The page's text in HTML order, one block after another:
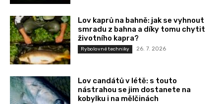
Lov kaprů na bahně: jak se vyhnout
smradu z bahna a díky tomu chytit
životního kapra?
Rybolovné techniky 26. 7. 2026
Lov candátů v létě: s touto
nástrahou se jim dostanete na
kobylku i na mělčinách